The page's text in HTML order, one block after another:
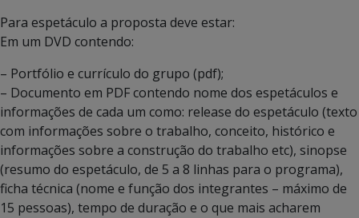
Para espetáculo a proposta deve estar:
Em um DVD contendo:
– Portfólio e currículo do grupo (pdf);
– Documento em PDF contendo nome dos espetáculos e
informações de cada um como: release do espetáculo (texto
com informações sobre o trabalho, conceito, histórico e
informações sobre a construção do trabalho etc), sinopse
(resumo do espetáculo, de 5 a 8 linhas para o programa),
ficha técnica (nome e função dos integrantes – máximo de
15 pessoas), tempo de duração e o que mais acharem